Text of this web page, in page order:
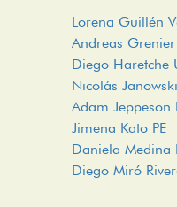
Lorena Guillén
Andreas
Diego Haretche
Nicolás
Adam Jeppeson
Jimena Kato PE
Daniela Medina
Diego Miró